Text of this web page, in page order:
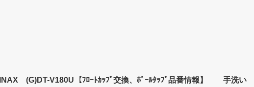
INAX (G)DT-V180U【ﾌﾛｰﾄｶｯﾌﾟ交換、ﾎﾞｰﾙﾀｯﾌﾟ品番情報】 手洗い